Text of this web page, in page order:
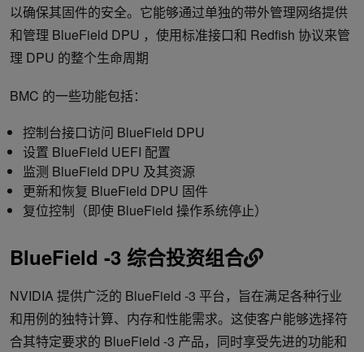
以确保其固件的安全。它能够通过单独的带外管理网络提供
和管理 BlueField DPU ，使用标准接口和 Redfish 协议来管
理 DPU 的整个生命周期
BMC 的一些功能包括：
控制台接口访问 BlueField DPU
设置 BlueField UEFI 配置
监测 BlueField DPU 及其资源
更新和恢复 BlueField DPU 固件
复位控制（即使 BlueField 操作系统停止）
BlueField -3 综合投资组合
NVIDIA 提供广泛的 BlueField -3 平台，旨在满足各种行业
和用例的独特计算、内存和性能需求。这使客户能够选择符
合其特定要求的 BlueField -3 产品，同时享受先进的功能和